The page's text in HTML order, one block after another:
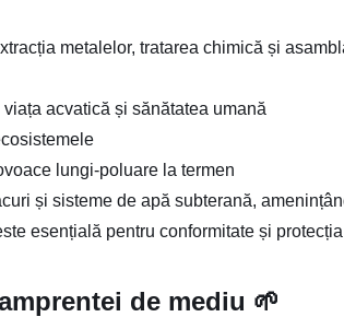
metalelor, tratarea chimică și
acvatică și sănătatea umană
lungi-poluare la termen
și sisteme de apă subterană,
esențială pentru conformitate și
de mediu 🌱